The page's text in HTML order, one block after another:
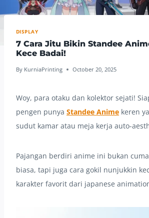
DISPLAY
7 Cara Jitu Bikin Standee
Kece Badai!
By KurniaPrinting October 20, 2025
Woy, para otaku dan kolektor sejati!
pengen punya Standee Anime keren
sudut kamar atau meja kerja auto-
Pajangan berdiri anime ini bukan
biasa, tapi juga cara gokil nunjukkin
karakter favorit dari japanese